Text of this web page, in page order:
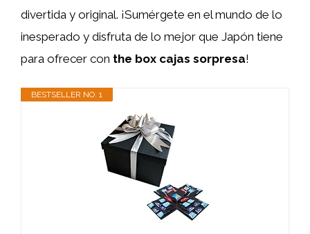
divertida y original. ¡Sumérgete en el mundo de lo
inesperado y disfruta de lo mejor que Japón tiene
para ofrecer con the box cajas sorpresa!
BESTSELLER NO. 1